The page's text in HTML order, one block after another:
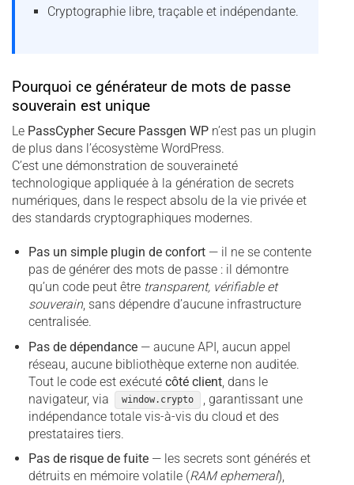
Cryptographie libre, traçable et indépendante.
Pourquoi ce générateur de mots de passe
souverain est unique
Le PassCypher Secure Passgen WP n’est pas un plugin
de plus dans l’écosystème WordPress.
C’est une démonstration de souveraineté
technologique appliquée à la génération de secrets
numériques, dans le respect absolu de la vie privée et
des standards cryptographiques modernes.
Pas un simple plugin de confort— il ne se contente
pas de générer des mots de passe : il démontre
qu’un code peut être transparent, vérifiable et
souverain, sans dépendre d’aucune infrastructure
centralisée.
Pas de dépendance— aucune API, aucun appel
réseau, aucune bibliothèque externe non auditée.
Tout le code est exécuté côté client, dans le
navigateur, via
window.crypto
, garantissant une
indépendance totale vis-à-vis du cloud et des
prestataires tiers.
Pas de risque de fuite— les secrets sont générés et
détruits en mémoire volatile (RAM ephemeral),